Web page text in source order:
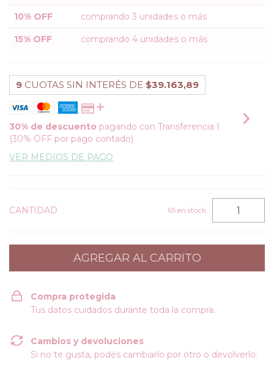
10% OFF comprando 3 unidades o más
15% OFF comprando 4 unidades o más
9 CUOTAS SIN INTERÉS DE $39.163,89
30% de descuento pagando con Transferencia I
(30% OFF por pago contado)
VER MEDIOS DE PAGO
CANTIDAD 65 en stock
Compra protegida
Tus datos cuidados durante toda la compra.
Cambios y devoluciones
Si no te gusta, podés cambiarlo por otro o devolverlo.